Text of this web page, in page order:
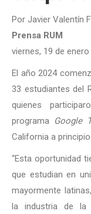
Por Javier Valentín
Prensa RUM
viernes, 19 de
El año 2024
33 estudiantes del
quienes
programa
Google
California a
“Esta oportunidad
que estudian en
mayormente
la industria de la